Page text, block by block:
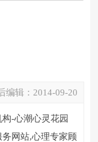
编辑： 2014-09-20
构-心潮心灵花园
网站,心理专家顾